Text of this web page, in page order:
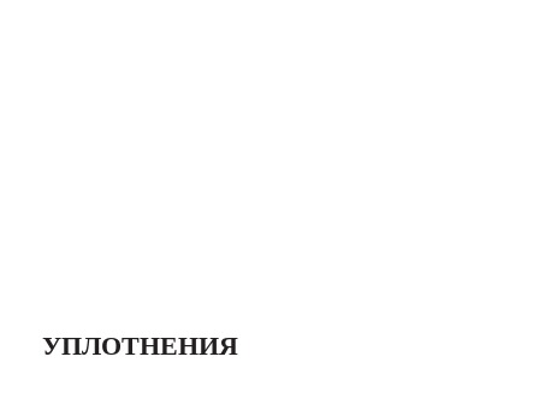
УПЛОТНЕНИЯ